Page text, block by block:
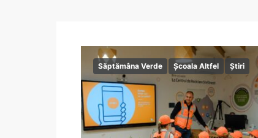
Săptămâna Verde Școala Altfel Știri